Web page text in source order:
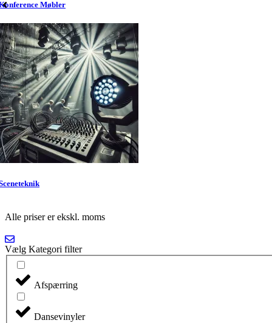
Møbler
Alle priser er ekskl. moms
Vælg Kategori filter
Afspærring
Dansevinyler